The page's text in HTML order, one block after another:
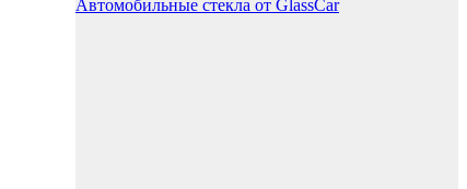
Автомобильные стекла от GlassCar